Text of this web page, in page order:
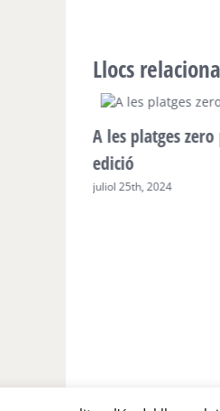
Llocs
A les platges
edició
juliol 25th, 2024